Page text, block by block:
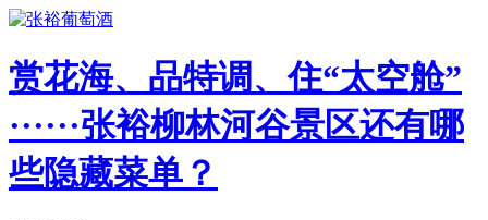
赏花海、品特调、住“太空舱”
······张裕柳林河谷景区还有哪
些隐藏菜单？